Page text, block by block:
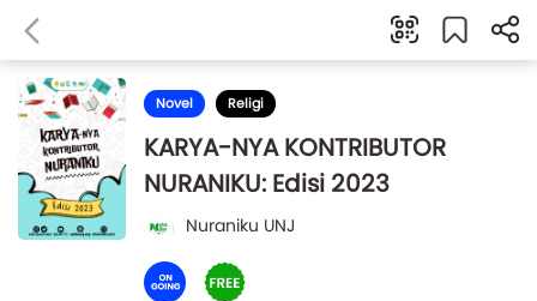
Novel Religi
KARYA-NYA KONTRIBUTOR
NURANIKU: Edisi 2023
Nuraniku UNJ